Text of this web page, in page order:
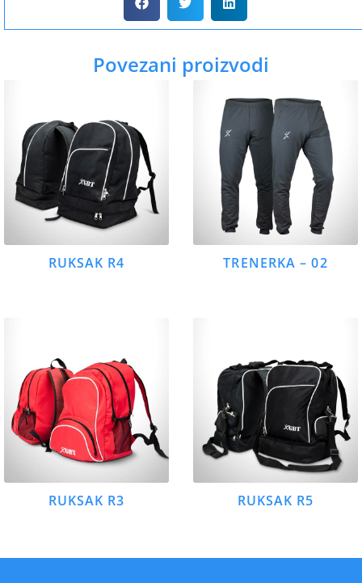
Povezani proizvodi
RUKSAK R4 TRENERKA – 02
RUKSAK R3 RUKSAK R5